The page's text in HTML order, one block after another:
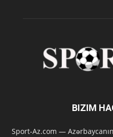
BIZIM
Sport-Az.com —